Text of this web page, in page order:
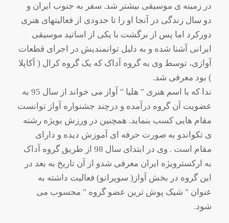
در زمینه ی موسیقی بیشتر شد. سفر به جنوب ایران و
دو سال زندگی در آنجا او را تا حدودی از فعالیتهای هنری
دورکرد اما پس از برگشت با یکی از اساتید موسیقی
ایرانی آشنا شده و به دلیل توانمندیش در اجرای قطعات
آوازی، توسط وی به گروه آداک که یک گروه کرال ( آکاپلا
) بود معرفی شد.
ندا که با اسم هنری " هلیا " آواز می خواند از سال 95 به
عضویت آن گروه درآمده و درچند جشنواره آواز توانست
مقام هایی کسب بنماید. همچنین در ورزش بویژه رشته
ی تکواندو به صورت حرفه ای آموزش دیده و دارای
مقام است . وی در ابتدای سال 98 از طریق گروه آداک
به ارکسترویژه ایران معرفی شدو از آن تاریخ به بعد در
این گروه در بخش آواز( سوپرانو) فعالیت داشته به
عنوان " شیک پوش ترین عضو گروه " محسوب می
شود.